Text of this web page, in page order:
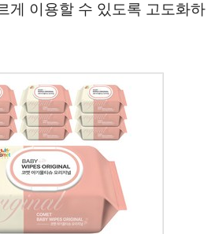
게 이용할 수 있도록 고도화하